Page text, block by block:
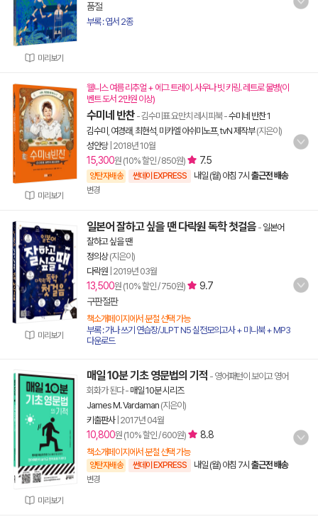
미리보기
품절
부록 : 엽서 2종
미리보기
웰니스 여름 리추얼 + 에그 트레이. 사우나 빗 키링. 레트로 물병(이
벤트 도서 2만원 이상)
수미네 반찬 - 김수미표 요만치 레시피북-수미네 반찬 1
김수미 여경래 최현석 미카엘 아쉬미노프,tvN 제작부(지은이)
성안당| 2018년 10월
15,300원 (10% 할인 / 850원) 7.5
양탄자배송 썬데이 EXPRESS 내일 (월) 아침 7시 출근전 배송
변경
미리보기
일본어 잘하고 싶을 땐 다락원 독학 첫걸음 - 일본어
잘하고 싶을 땐
정의상(지은이)
다락원 2019년 03월
13,500원 (10% 할인 / 750원)
9.7
구판절판
책소개페이지에서 분철 선택 가능
부록 : 가나 쓰기 연습장/JLPT N5 실전모의고사 + 미니북 + MP3
다운로드
미리보기
매일 10분 기초 영문법의 기적 - 영어패턴이 보이고 영어
회화가 된다- 매일 10분 시리즈
James M. Vardaman (지은이)
키출판사| 2017년 04월
10,800원 (10% 할인 / 600원) 8.8
책소개페이지에서 분철 선택 가능
양탄자배송 썬데이 EXPRESS 내일 (월) 아침 7시 출근전 배송
변경